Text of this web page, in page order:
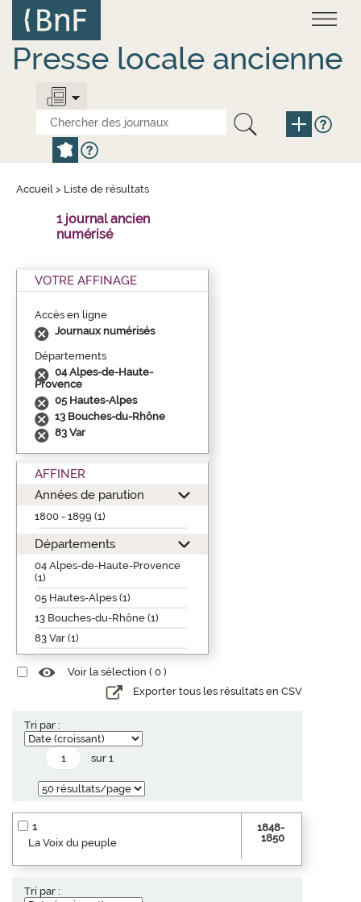
contenu
principal
Presse locale ancienne
Accueil > Liste de résultats
1 journal ancien
numérisé
VOTRE AFFINAGE
Accès en ligne
Journaux numérisés
Départements
04 Alpes-de-Haute-
Provence
05 Hautes-Alpes
13 Bouches-du-Rhône
83 Var
AFFINER
Années de parution
1800 - 1899 (1)
Départements
04 Alpes-de-Haute-Provence
(1)
05 Hautes-Alpes (1)
13 Bouches-du-Rhône (1)
83 Var (1)
Voir la sélection ( 0 )
Exporter tous les résultats en CSV
Tri par :
sur 1
1
La Voix du peuple
1848-
1850
Tri par :
Panneau de gestion des cookies